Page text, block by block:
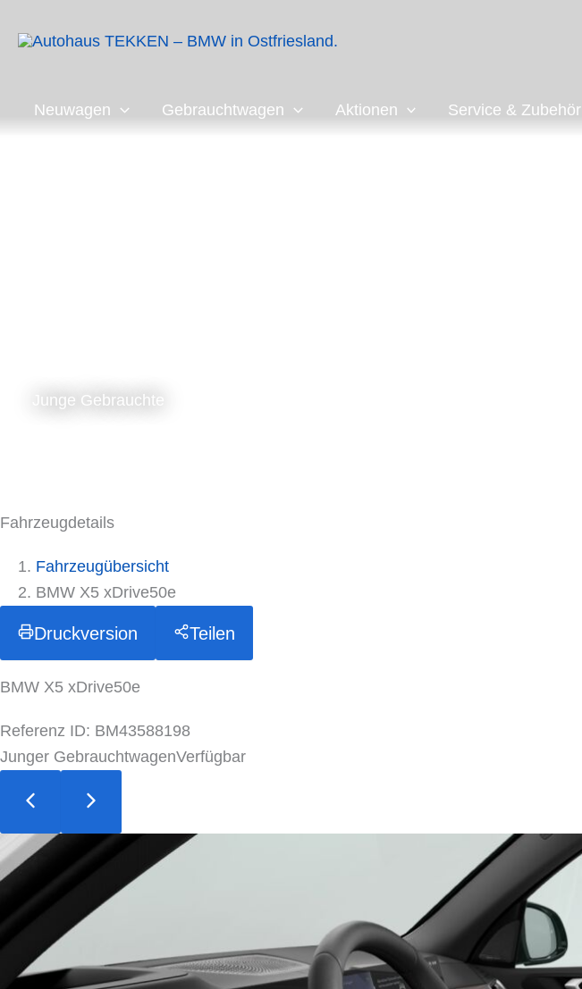
Inhalt
Neuwagen Gebrauchtwagen Aktionen Service & Zubehör
Junge Gebrauchte
Fahrzeugdetails
Fahrzeugübersicht
BMW X5 xDrive50e
Druckversion Teilen
BMW X5 xDrive50e
Referenz ID: BM43588198
Junger GebrauchtwagenVerfügbar